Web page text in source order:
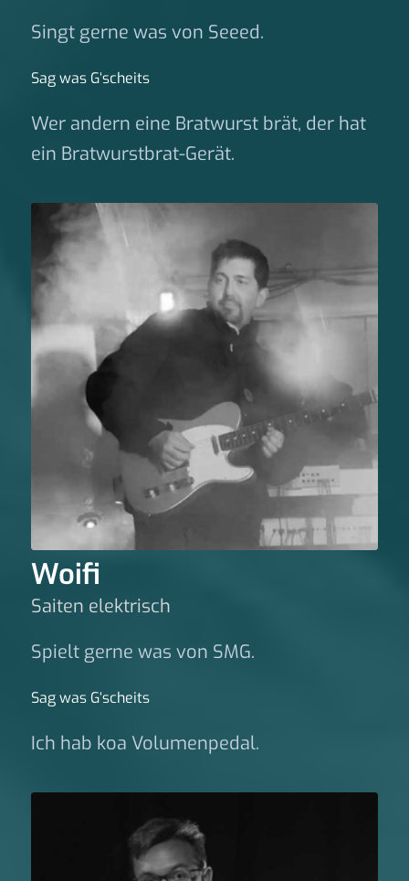
Singt gerne was von Seeed.
Sag was G‘scheits
Wer andern eine Bratwurst brät, der hat
ein Bratwurstbrat-Gerät.
Woifi
Saiten elektrisch
Spielt gerne was von SMG.
Sag was G‘scheits
Ich hab koa Volumenpedal.